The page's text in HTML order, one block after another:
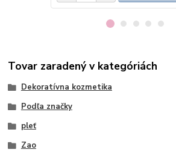
Tovar zaradený v kategóriách
Dekoratívna kozmetika
Podľa značky
pleť
Zao